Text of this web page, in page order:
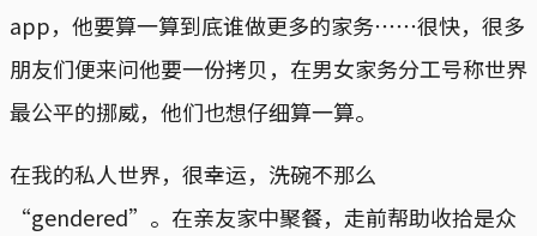
app，他要算一算到底谁做更多的家务⋯⋯很快，很多
朋友们便来问他要一份拷贝，在男女家务分工号称世界
最公平的挪威，他们也想仔细算一算。
在我的私人世界，很幸运，洗碗不那么
“gendered”。在亲友家中聚餐，走前帮助收拾是众